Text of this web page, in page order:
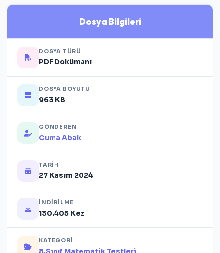
Dosya Bilgileri
DOSYA TÜRÜ
PDF Dokümanı
DOSYA BOYUTU
963 KB
GÖNDEREN
Cuma Abak
TARIH
27 Kasım 2024
İNDIRILME
130.405 Kez
KATEGORI
8.Sınıf Matematik Testleri